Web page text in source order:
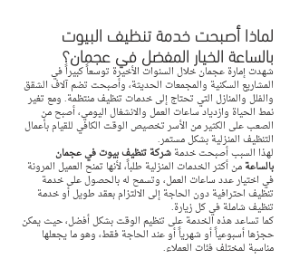
لماذا أصبحت خدمة تنظيف البيوت
بالساعة الخيار المفضل في عجمان؟
شهدت إمارة عجمان خلال السنوات الأخيرة توسعاً كبيراً في
المشاريع السكنية والمجمعات الحديثة، وأصبحت تضم آلاف الشقق
والفلل والمنازل التي تحتاج إلى خدمات تنظيف منتظمة. ومع تغير
نمط الحياة وازدياد ساعات العمل والانشغال اليومي، أصبح من
الصعب على الكثير من الأسر تخصيص الوقت الكافي للقيام بأعمال
التنظيف المنزلية بشكل مستمر.
لهذا السبب أصبحت خدمة شركة تنظيف بيوت في عجمان
بالساعة من أكثر الخدمات المنزلية طلباً، لأنها تمنح العميل المرونة
في اختيار عدد ساعات العمل، وتسمح له بالحصول على خدمة
تنظيف احترافية دون الحاجة إلى الالتزام بعقد طويل أو خدمة
تنظيف شاملة في كل زيارة.
كما تساعد هذه الخدمة على تنظيم الوقت بشكل أفضل، حيث يمكن
حجزها أسبوعياً أو شهرياً أو عند الحاجة فقط، وهو ما يجعلها
مناسبة لمختلف فئات العملاء.